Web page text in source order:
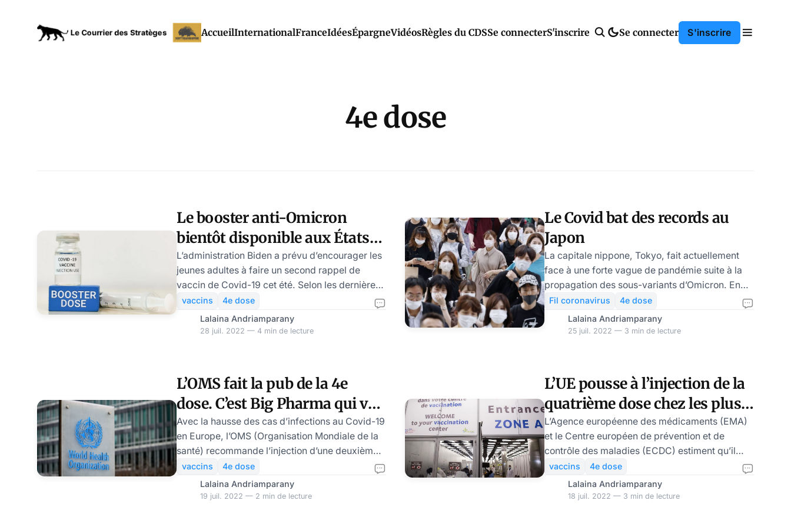
AccueilInternationalFranceIdéesÉpargneVidéosRègles du CDSSe connecterS'inscrire Se connecter S'inscrire
4e dose
Le booster anti-Omicron
bientôt disponible aux États-
Unis ?
L’administration Biden a prévu d’encourager les
jeunes adultes à faire un second rappel de
vaccin de Covid-19 cet été. Selon les dernières
nouvelles, les autorités ont changé d’avis. Pour
assurer une protection optimale à toute la
population en été comme hiver, surtout en cas
ou boosters anti-Omicron, une décision ayant
déclenché un grand débat. Selon les données
des
vaccins
4e dose
Lalaina Andriamparany
28 juil. 2022 — 4 min de lecture
Le Covid bat des records au
Japon
La capitale nippone, Tokyo, fait actuellement
face à une forte vague de pandémie suite à la
propagation des sous-variants d’Omicron. En
effet, elle a enregistré une forte hausse des cas
d’infections au quotidien. Pourtant, le pays
venait de rouvrir ses portes aux touristes. Ce
revoir les décisions prises. Le 2 février 2022, le
Japon avait enregistré un record de pandémie
avec 21.562 nouveaux cas d’infec
Fil coronavirus
4e dose
Lalaina Andriamparany
25 juil. 2022 — 3 min de lecture
L’OMS fait la pub de la 4e
dose. C’est Big Pharma qui va
aimer!
Avec la hausse des cas d’infections au Covid-19
en Europe, l’OMS (Organisation Mondiale de la
santé) recommande l’injection d’une deuxième
dose de rappel aux personnes
immunodéprimées et aux adultes vulnérables.
Classés « variants préoccupants VOC » par
vaccins
4e dose
Lalaina Andriamparany
19 juil. 2022 — 2 min de lecture
L’UE pousse à l’injection de la
quatrième dose chez les plus
de 60 ans
L’Agence européenne des médicaments (EMA)
et le Centre européen de prévention et de
contrôle des maladies (ECDC) estiment qu’il
faut envisager l’injection une seconde dose de
rappel de vaccin à ARNm - autrement dit une
quatrième dose - aux personnes âgées de 60 à
vaccins
4e dose
Lalaina Andriamparany
18 juil. 2022 — 3 min de lecture